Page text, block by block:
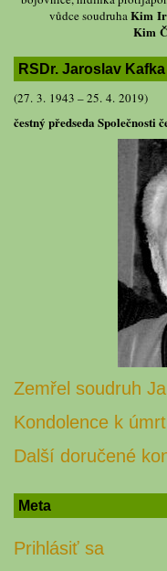
vůdce soudruhaKim Ir
Kim
RSDr. Jaroslav Kafka
(27. 3. 1943 – 25. 4. 2019)
čestný předseda Společnosti
Zemřel soudruh
Kondolence k
Další doručené
Meta
Prihlásiť sa